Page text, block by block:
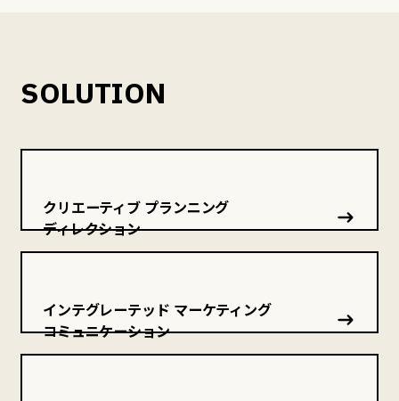
SOLUTION
クリエーティブ プランニング
ディレクション
インテグレーテッド マーケティング
コミュニケーション